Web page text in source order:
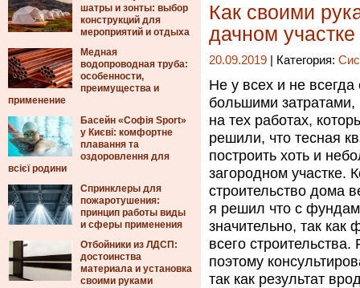
шатры и зонты: выбор
конструкций для
мероприятий и отдыха
Медная
водопроводная труба:
особенности,
преимущества и
применение
Басейн «Софія Sport»
у Києві: комфортне
плавання та
оздоровлення для
всієї родини
Спринклеры для
пожаротушения:
принцип работы виды
и сферы применения
Отбойники из ЛДСП:
достоинства
материала и установка
своими руками
Как своими
дачном участке
20.09.2019 | Категория:
Не у всех и не всегда
большими затратами,
на тех работах,
решили, что тесная
построить хоть и
загородном участке.
строительство дома
я решил что с
значительно, так как
всего
поэтому
так как результат